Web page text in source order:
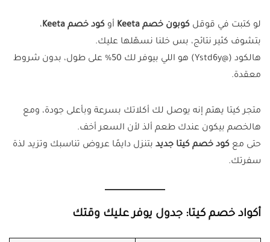
لو كتبت في قوقل كوبون خصم Keeta أو كود خصم Keeta
،
بتشوف كثير نتائج، بس خلنا نسهّلها عليك.
هالكود (@Ystd6y) هو اللي بيوفر لك 50% على طول، بدون شروط
معقدة.
متجر كيتا يهتم إنه يوصل لك أكلاتك بسرعة وبأعلى جودة، ومع
هالخصم بيكون عندك طعم ألذ لأن السعر أخف.
حتى مع كود خصم كيتا جديد بتنزل دايمًا عروض تناسبك وتزيد لذة
سفرتك.
أكواد خصم كيتا: جدول يوفر عليك وقتك